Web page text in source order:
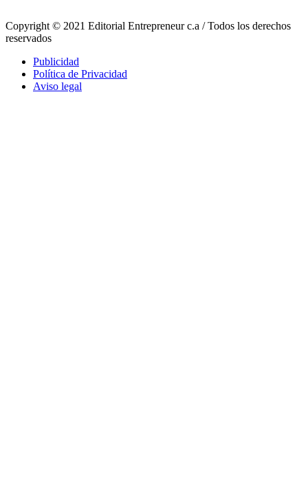
Copyright © 2021 Editorial Entrepreneur c.a / Todos los derechos
reservados
Publicidad
Política de Privacidad
Aviso legal